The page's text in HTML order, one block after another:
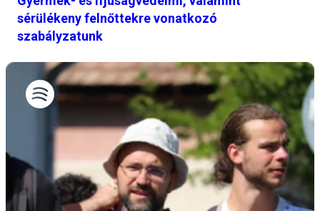
sérülékeny felnőttekre vonatkozó
szabályzatunk